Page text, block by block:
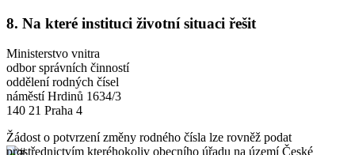
8. Na které instituci životní situaci řešit
Ministerstvo vnitra
odbor správních činností
oddělení rodných čísel
náměstí Hrdinů 1634/3
140 21 Praha 4
Žádost o potvrzení změny rodného čísla lze rovněž podat
prostřednictvím kteréhokoliv obecního úřadu na území České